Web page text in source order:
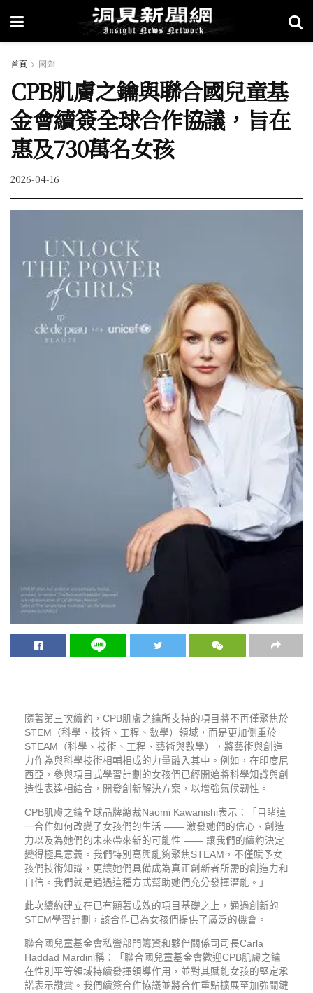
首頁 國際
CPB肌膚之鑰與聯合國兒童基
金會續簽全球合作協議，旨在
惠及730萬名女孩
2026-04-16
隨著第三次續約，CPB肌膚之鑰所支持的項目將不再僅聚焦於
STEM（科學、技術、工程、數學）領域，而是更加側重於
STEAM（科學、技術、工程、藝術與數學），將藝術與創造
力作為與科學技術相輔相成的力量融入其中。例如，在印度尼
西亞，參與項目式學習計劃的女孩們已經開始將科學知識與創
造性表達相結合，開發創新解決方案，以增強氣候韌性。
CPB肌膚之鑰全球品牌總裁Naomi Kawanishi表示：「目睹這
一合作如何改變了女孩們的生活 —— 激發她們的信心、創造
力以及為她們的未來帶來新的可能性 —— 讓我們的續約決定
變得極具意義。我們特別高興能夠聚焦STEAM，不僅賦予女
孩們技術知識，更讓她們具備成為真正創新者所需的創造力和
自信。我們就是通過這種方式幫助她們充分發揮潛能。」
此次續約建立在已有顯著成效的項目基礎之上，通過創新的
STEM學習計劃，該合作已為女孩們提供了廣泛的機會。
聯合國兒童基金會私營部門籌資和夥伴關係司司長Carla
Haddad Mardini稱：「聯合國兒童基金會歡迎CPB肌膚之鑰
在性別平等領域持續發揮領導作用，並對其賦能女孩的堅定承
諾表示讚賞。我們續簽合作協議並將合作重點擴展至加強關鍵